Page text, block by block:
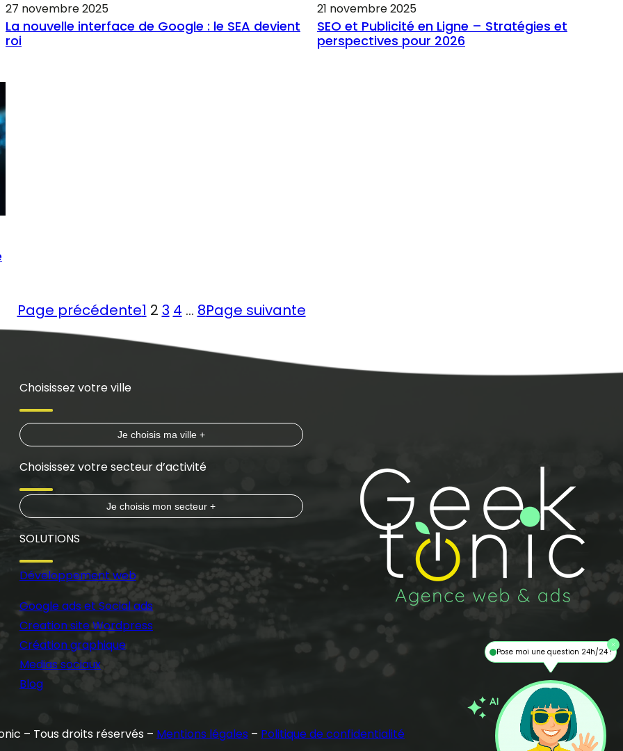
27 novembre 2025
La nouvelle interface de Google : le SEA devient
roi
21 novembre 2025
SEO et Publicité en Ligne – Stratégies et
perspectives pour 2026
Page précédente1 2 3 4 … 8Page suivante
Choisissez votre ville
Je choisis ma ville +
Choisissez votre secteur d’activité
Je choisis mon secteur +
SOLUTIONS
Développement web
Google ads et Social ads
Creation site Wordpress
Création graphique
Medias sociaux
Blog
– Tous droits réservés – Mentions légales – Politique de confidentialité
Pose moi une question 24h/24 !